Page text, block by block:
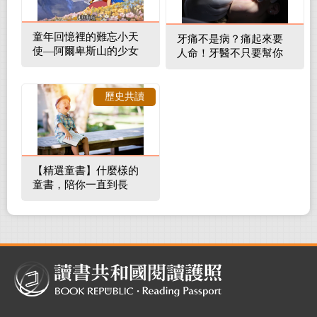
童年回憶裡的難忘小天
使—阿爾卑斯山的少女
牙痛不是病？痛起來要
人命！牙醫不只要幫你
【精選童書】什麼樣的
童書，陪你一直到長
歷史共讀